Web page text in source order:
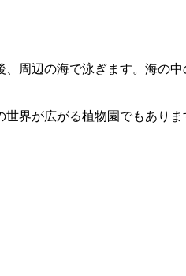
周辺の海で泳ぎます。海の
界が広がる植物園でもあり